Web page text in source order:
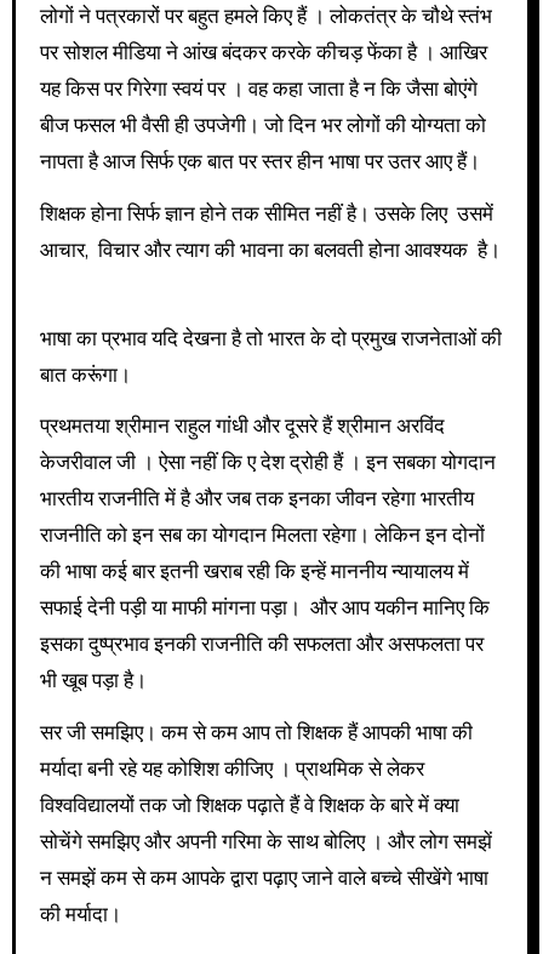
लोगों ने पत्रकारों पर‌ बहुत हमले किए हैं ‌। लोकतंत्र के चौथे स्तंभ
पर‌ सोशल मीडिया ने आंख बंदकर करके कीचड़ फेंका है । आखिर
यह किस पर गिरेगा स्वयं पर । वह कहा जाता है न कि जैसा बोएंगे
बीज फसल भी वैसी ही उपजेगी। जो दिन भर लोगों की योग्यता को
नापता है आज सिर्फ एक बात पर स्तर हीन भाषा पर उतर आए हैं।
शिक्षक होना सिर्फ ज्ञान होने तक सीमित नहीं है। उसके लिए उसमें
आचार, विचार और त्याग की भावना का बलवती होना आवश्यक ‌ है।
भाषा का प्रभाव यदि देखना है तो भारत के दो प्रमुख राजनेताओं की
बात करूंगा।
प्रथमतया श्रीमान राहुल गांधी और दूसरे हैं श्रीमान अरविंद
केजरीवाल जी । ऐसा नहीं कि ए देश द्रोही हैं । इन सबका योगदान
भारतीय राजनीति में है और जब तक इनका जीवन रहेगा भारतीय
राजनीति को इन सब का योगदान मिलता रहेगा। लेकिन इन दोनों
की भाषा कई बार इतनी खराब रही कि इन्हें माननीय न्यायालय में
सफाई देनी पड़ी या माफी मांगना पड़ा। और आप यकीन मानिए कि
इसका दुष्प्रभाव इनकी राजनीति की सफलता और असफलता पर
भी खूब पड़ा है।
सर जी समझिए। कम से कम आप तो शिक्षक हैं आपकी भाषा की
मर्यादा बनी रहे यह कोशिश कीजिए । प्राथमिक से लेकर
विश्वविद्यालयों तक जो शिक्षक पढ़ाते हैं वे शिक्षक के बारे में क्या
सोचेंगे समझिए और अपनी गरिमा के साथ बोलिए । और लोग समझें
न समझें कम से कम आपके द्वारा पढ़ाए जाने वाले बच्चे सीखेंगे भाषा
की मर्यादा।